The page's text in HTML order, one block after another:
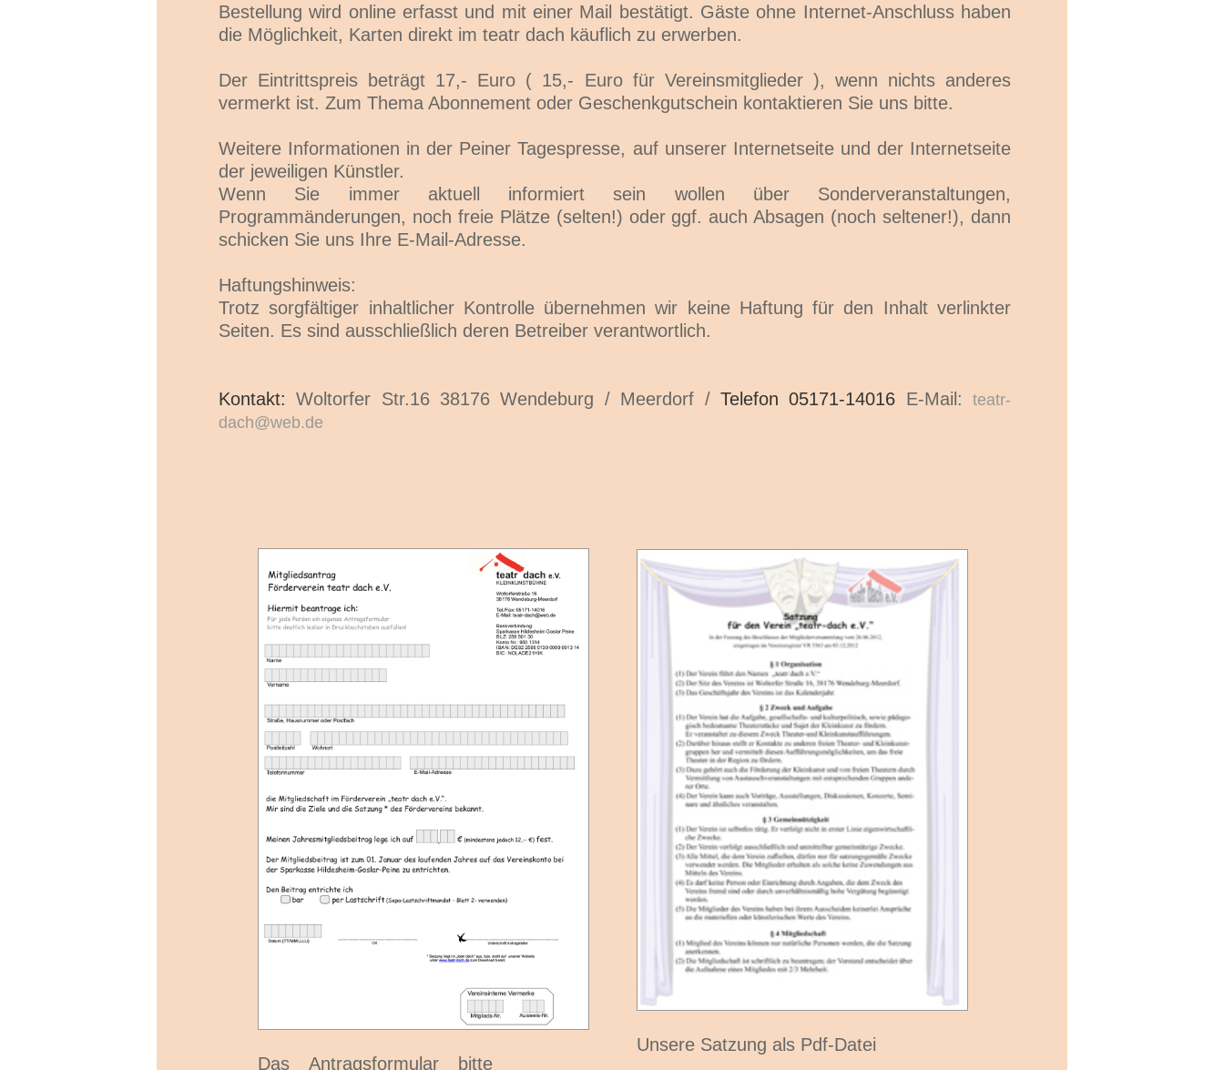
Unsere Satzung als Pdf-Datei
Das Antragsformular bitte
Bestellung wird online erfasst und mit einer Mail bestätigt. Gäste ohne Internet-Anschluss haben
die Möglichkeit, Karten direkt im teatr dach käuflich zu erwerben.
Der Eintrittspreis beträgt 17,- Euro ( 15,- Euro für Vereinsmitglieder ), wenn nichts anderes
vermerkt ist. Zum Thema Abonnement oder Geschenkgutschein kontaktieren Sie uns bitte.
Weitere Informationen in der Peiner Tagespresse, auf unserer Internetseite und der Internetseite
der jeweiligen Künstler.
Wenn Sie immer aktuell informiert sein wollen über Sonderveranstaltungen,
Programmänderungen, noch freie Plätze (selten!) oder ggf. auch Absagen (noch seltener!), dann
schicken Sie uns Ihre E-Mail-Adresse.
Haftungshinweis:
Trotz sorgfältiger inhaltlicher Kontrolle übernehmen wir keine Haftung für den Inhalt verlinkter
Seiten. Es sind ausschließlich deren Betreiber verantwortlich.
Kontakt: Woltorfer Str.16 38176 Wendeburg / Meerdorf / Telefon 05171-14016 E-Mail:teatr-
dach@web.de